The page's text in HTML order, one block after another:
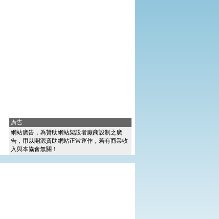
廣告
網站廣告，為贊助網站架設者廠商設制之廣
告，用以開源資助網站正常運作，若有商業收
入與本協會無關！